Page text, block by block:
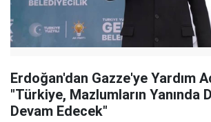
Erdoğan'dan Gazze'ye Yardım
"Türkiye, Mazlumların Yanında
Devam Edecek"